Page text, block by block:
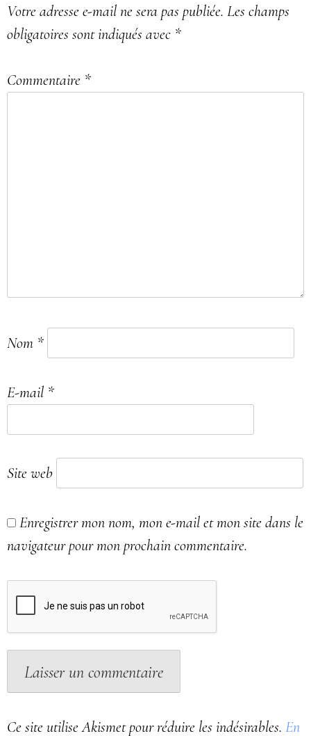
Votre adresse e-mail ne sera pas publiée. Les champs
obligatoires sont indiqués avec *
Commentaire *
Nom *
E-mail *
Site web
Enregistrer mon nom, mon e-mail et mon site dans le
navigateur pour mon prochain commentaire.
Ce site utilise Akismet pour réduire les indésirables. En